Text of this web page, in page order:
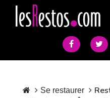
Se restaurer